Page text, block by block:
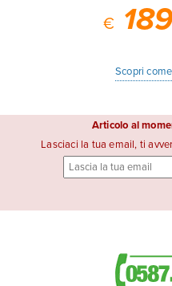
€ 189
Scopri
Articolo al
Lasciaci la tua email, ti